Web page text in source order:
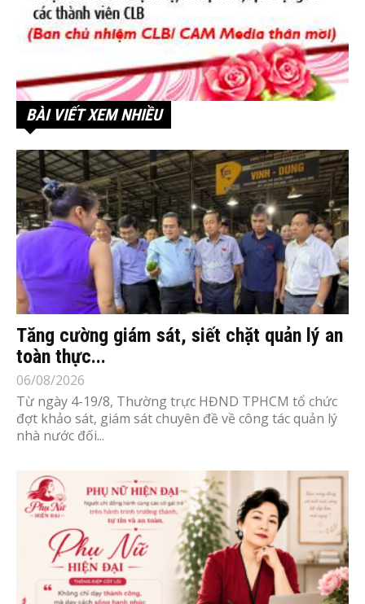
BÀI VIẾT XEM NHIỀU
Tăng cường giám sát, siết chặt quản lý an
toàn thực...
06/08/2026
Từ ngày 4-19/8, Thường trực HĐND TPHCM tổ chức
đợt khảo sát, giám sát chuyên đề về công tác quản lý
nhà nước đối...